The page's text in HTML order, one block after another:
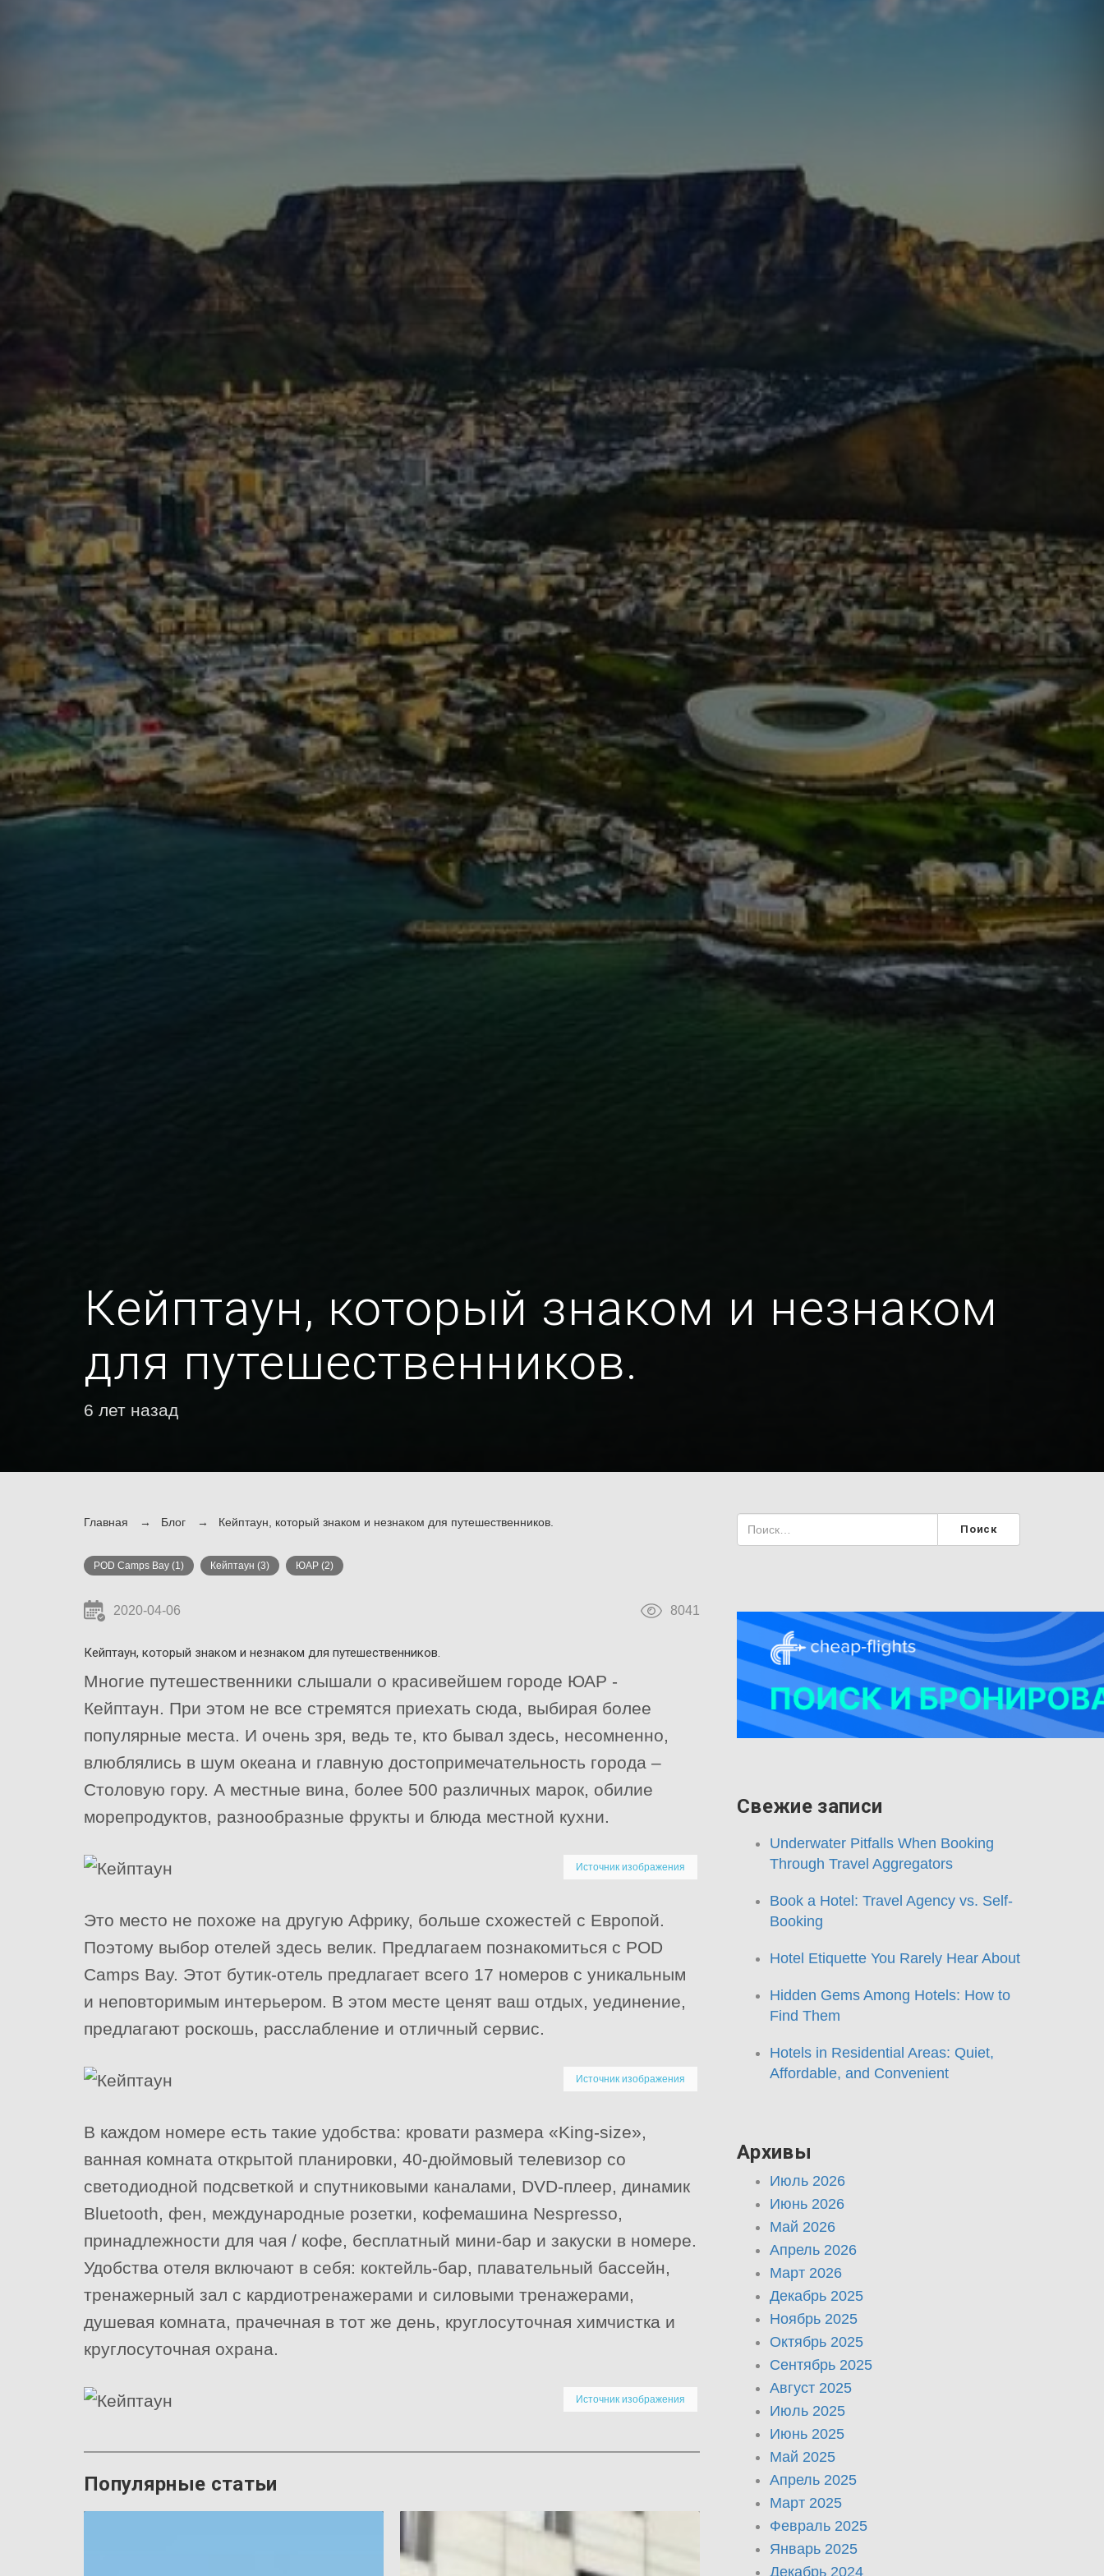
Кейптаун, который знаком и незнаком
для путешественников.
6 лет назад
Главная Блог Кейптаун, который знаком и незнаком для путешественников.
POD Camps Bay (1) Кейптаун (3) ЮАР (2)
2020-04-06 8041
Кейптаун, который знаком и незнаком для путешественников.
Многие путешественники слышали о красивейшем городе ЮАР -
Кейптаун. При этом не все стремятся приехать сюда, выбирая более
популярные места. И очень зря, ведь те, кто бывал здесь, несомненно,
влюблялись в шум океана и главную достопримечательность города –
Столовую гору. А местные вина, более 500 различных марок, обилие
морепродуктов, разнообразные фрукты и блюда местной кухни.
Источник изображения
Это место не похоже на другую Африку, больше схожестей с Европой.
Поэтому выбор отелей здесь велик. Предлагаем познакомиться с POD
Camps Bay. Этот бутик-отель предлагает всего 17 номеров с уникальным
и неповторимым интерьером. В этом месте ценят ваш отдых, уединение,
предлагают роскошь, расслабление и отличный сервис.
Источник изображения
В каждом номере есть такие удобства: кровати размера «King-size»,
ванная комната открытой планировки, 40-дюймовый телевизор со
светодиодной подсветкой и спутниковыми каналами, DVD-плеер, динамик
Bluetooth, фен, международные розетки, кофемашина Nespresso,
принадлежности для чая / кофе, бесплатный мини-бар и закуски в номере.
Удобства отеля включают в себя: коктейль-бар, плавательный бассейн,
тренажерный зал с кардиотренажерами и силовыми тренажерами,
душевая комната, прачечная в тот же день, круглосуточная химчистка и
круглосуточная охрана.
Источник изображения
Популярные статьи
Свежие записи
Underwater Pitfalls When Booking
Through Travel Aggregators
Book a Hotel: Travel Agency vs. Self-
Booking
Hotel Etiquette You Rarely Hear About
Hidden Gems Among Hotels: How to
Find Them
Hotels in Residential Areas: Quiet,
Affordable, and Convenient
Архивы
Июль 2026
Июнь 2026
Май 2026
Апрель 2026
Март 2026
Декабрь 2025
Ноябрь 2025
Октябрь 2025
Сентябрь 2025
Август 2025
Июль 2025
Июнь 2025
Май 2025
Апрель 2025
Март 2025
Февраль 2025
Январь 2025
Декабрь 2024